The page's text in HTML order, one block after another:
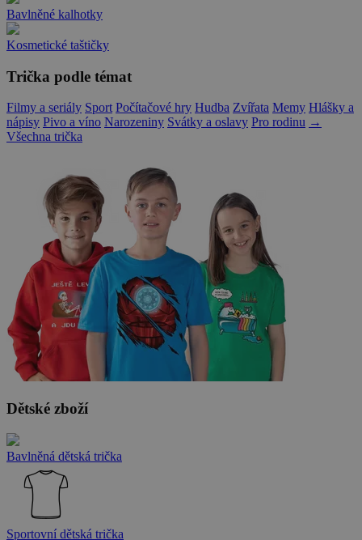
Bavlněné kalhotky
Kosmetické taštičky
Trička podle témat
Filmy a seriály Sport Počítačové hry Hudba Zvířata Memy Hlášky a
nápisy Pivo a víno Narozeniny Svátky a oslavy Pro rodinu →
Všechna trička
Dětské zboží
Bavlněná dětská trička
Sportovní dětská trička